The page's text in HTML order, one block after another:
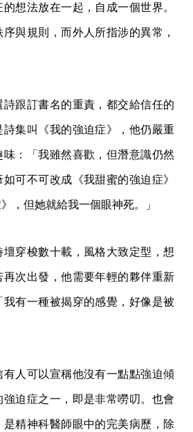
想法放在一起，自成一個世界。
與規則，而外人所指涉的異常，
跟訂書名的重責，都交給信任的
集叫《我的強迫症》，他仍嚴重
：「我雖然喜歡，但潛意識仍然
可不可改成《我甜蜜的強迫症》
，但她就給我一個眼神死。」
穿梭數十載，風格大致定型，想
次出發，他需要年輕的夥伴重新
有一種被揭穿的感覺，好像是被
有人可以宣稱他沒有一點點強迫傾
迫症之一，即是非常嘮叨。也會
精神科醫師眼中的完美病歷，除